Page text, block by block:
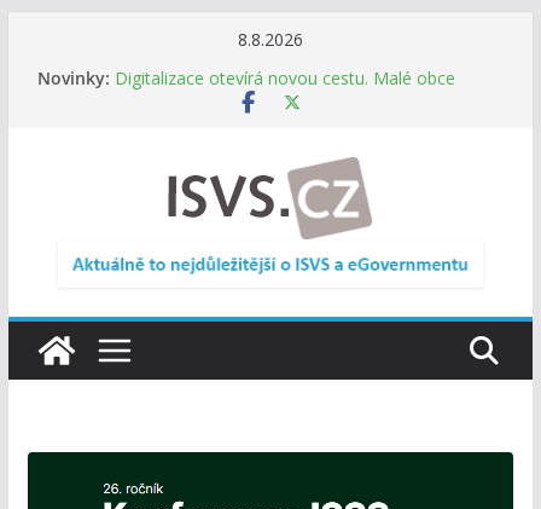
8.8.2026
Novinky: Digitalizace otevírá novou cestu. Malé obce
nemusí zanikat, mohou více spolupracovat
DIA: Informační systém dlouhodobého řízení
(ISDŘ) je od července v plném provozu
RVIS – Výbor pro architekturu a řízení ICT
zveřejnil materiály z nového jednání
Informace o obcích vždy po ruce. SMS ČR spouští